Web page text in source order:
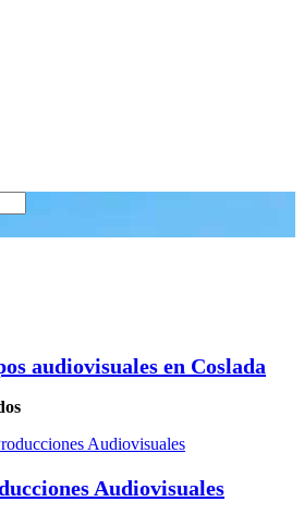
audiovisuales en Coslada
Audiovisuales